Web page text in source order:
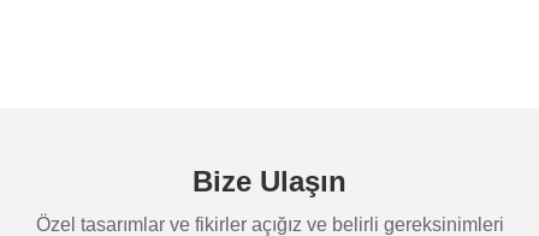
Bize Ulaşın
Özel tasarımlar ve fikirler açığız ve belirli gereksinimleri